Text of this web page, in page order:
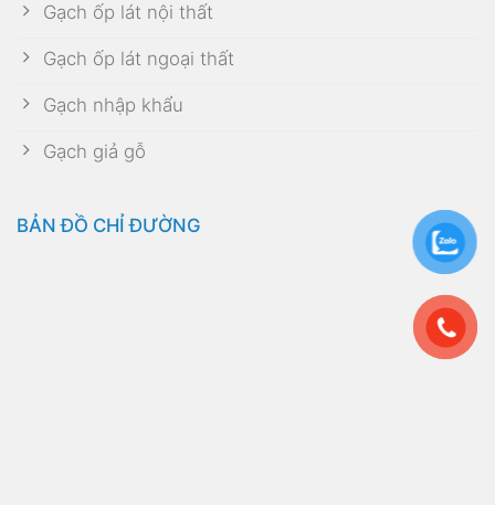
Gạch ốp lát nội thất
Gạch ốp lát ngoại thất
Gạch nhập khẩu
Gạch giả gỗ
BẢN ĐỒ CHỈ ĐƯỜNG